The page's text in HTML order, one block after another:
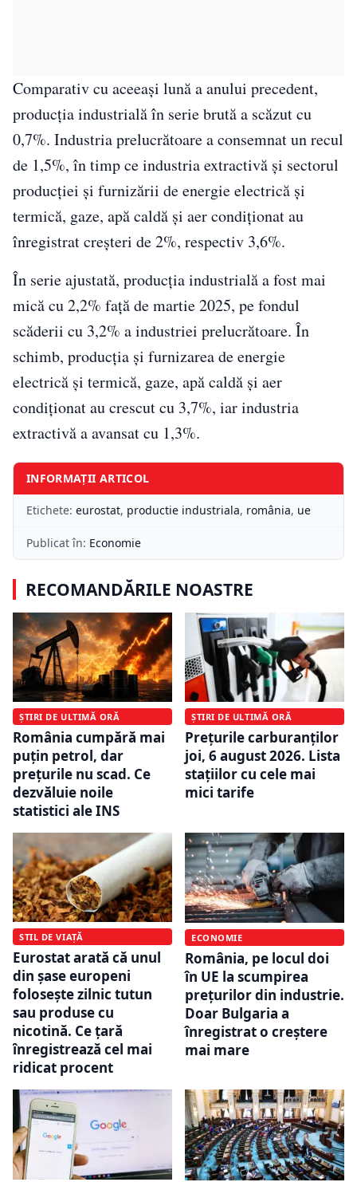
Comparativ cu aceeași lună a anului precedent,
producția industrială în serie brută a scăzut cu
0,7%. Industria prelucrătoare a consemnat un recul
de 1,5%, în timp ce industria extractivă și sectorul
producției și furnizării de energie electrică și
termică, gaze, apă caldă și aer condiționat au
înregistrat creșteri de 2%, respectiv 3,6%.
În serie ajustată, producția industrială a fost mai
mică cu 2,2% față de martie 2025, pe fondul
scăderii cu 3,2% a industriei prelucrătoare. În
schimb, producția și furnizarea de energie
electrică și termică, gaze, apă caldă și aer
condiționat au crescut cu 3,7%, iar industria
extractivă a avansat cu 1,3%.
INFORMAȚII ARTICOL
Etichete: eurostat, productie industriala, românia, ue
Publicat în: Economie
RECOMANDĂRILE NOASTRE
ȘTIRI DE ULTIMĂ ORĂ
România cumpără mai
puțin petrol, dar
prețurile nu scad. Ce
dezvăluie noile
statistici ale INS
ȘTIRI DE ULTIMĂ ORĂ
Prețurile carburanților
joi, 6 august 2026. Lista
stațiilor cu cele mai
mici tarife
STIL DE VIAȚĂ
Eurostat arată că unul
din șase europeni
folosește zilnic tutun
sau produse cu
nicotină. Ce țară
înregistrează cel mai
ridicat procent
ECONOMIE
România, pe locul doi
în UE la scumpirea
prețurilor din industrie.
Doar Bulgaria a
înregistrat o creștere
mai mare